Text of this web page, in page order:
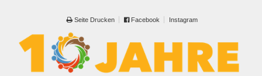
Seite Drucken Facebook Instagram